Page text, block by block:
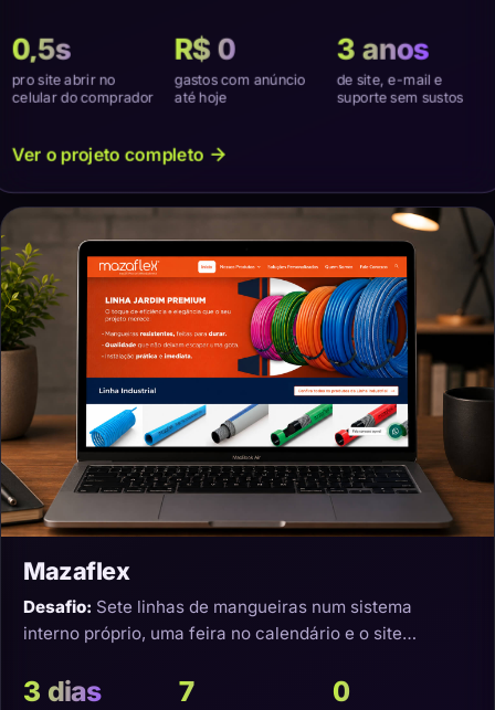
0,5s
pro site abrir no
celular do comprador
R$ 0
gastos com anúncio
até hoje
3 anos
de site, e-mail e
suporte sem sustos
Ver o projeto completo
Mazaflex
Desafio: Sete linhas de mangueiras num sistema
interno próprio, uma feira no calendário e o site
3 dias 7 0